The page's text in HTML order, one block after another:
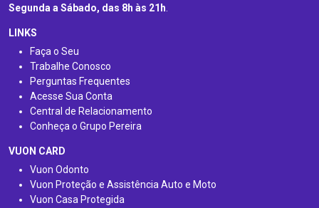
Segunda a Sábado, das 8h às 21h.
LINKS
Faça o Seu
Trabalhe Conosco
Perguntas Frequentes
Acesse Sua Conta
Central de Relacionamento
Conheça o Grupo Pereira
VUON CARD
Vuon Odonto
Vuon Proteção e Assistência Auto e Moto
Vuon Casa Protegida